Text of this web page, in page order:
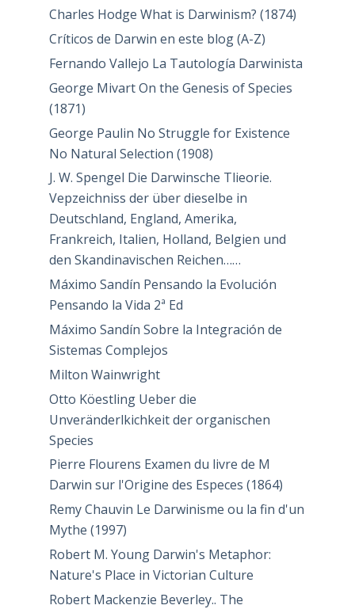
Charles Hodge What is Darwinism? (1874)
Críticos de Darwin en este blog (A-Z)
Fernando Vallejo La Tautología Darwinista
George Mivart On the Genesis of Species
(1871)
George Paulin No Struggle for Existence
No Natural Selection (1908)
J. W. Spengel Die Darwinsche Tlieorie.
Vepzeichniss der über dieselbe in
Deutschland, England, Amerika,
Frankreich, Italien, Holland, Belgien und
den Skandinavischen Reichen……
Máximo Sandín Pensando la Evolución
Pensando la Vida 2ª Ed
Máximo Sandín Sobre la Integración de
Sistemas Complejos
Milton Wainwright
Otto Köestling Ueber die
Unveränderlkichkeit der organischen
Species
Pierre Flourens Examen du livre de M
Darwin sur l'Origine des Especes (1864)
Remy Chauvin Le Darwinisme ou la fin d'un
Mythe (1997)
Robert M. Young Darwin's Metaphor:
Nature's Place in Victorian Culture
Robert Mackenzie Beverley.. The